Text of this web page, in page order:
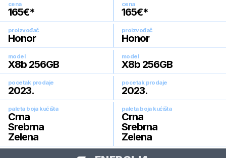
cena
165€*
cena
165€*
proizvođač
Honor
proizvođač
Honor
model
X8b 256GB
model
X8b 256GB
pocetak prodaje
2023.
pocetak prodaje
2023.
paleta boja kućišta
Crna
Srebrna
Zelena
paleta boja kućišta
Crna
Srebrna
Zelena